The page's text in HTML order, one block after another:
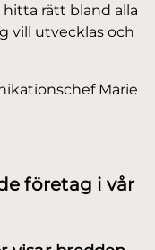
rätt bland alla
vill utvecklas och
Marie
företag i vår